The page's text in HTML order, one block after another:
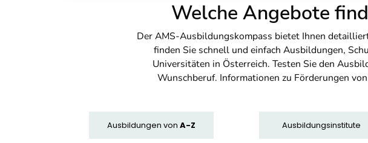
Welche Angebote
Der AMS-Ausbildungskompass bietet Ihnen
finden Sie schnell und einfach Ausbildungen,
Universitäten in Österreich. Testen Sie den
Wunschberuf. Informationen zu Förderungen
Ausbildungen von A-Z Ausbildungsinstitute